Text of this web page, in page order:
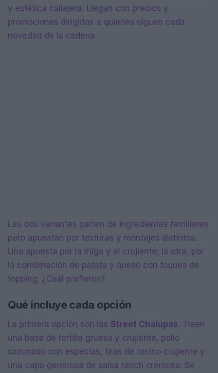
y estética callejera. Llegan con precios y
promociones dirigidas a quienes siguen cada
novedad de la cadena.
Las dos variantes parten de ingredientes familiares
pero apuestan por texturas y montajes distintos.
Una apuesta por la miga y el crujiente; la otra, por
la combinación de patata y queso con toques de
topping. ¿Cuál prefieres?
Qué incluye cada opción
La primera opción son las Street Chalupas. Traen
una base de tortilla gruesa y crujiente, pollo
sazonado con especias, tiras de tocino crujiente y
una capa generosa de salsa ranch cremosa. Se